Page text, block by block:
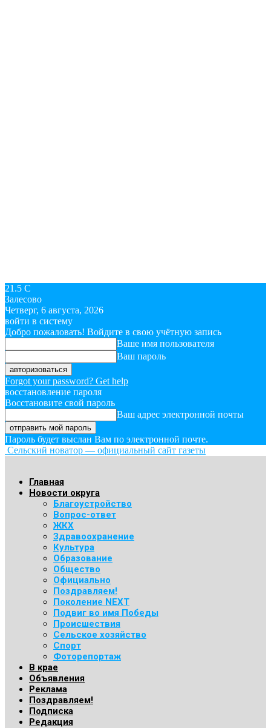
21.5 C
Залесово
Четверг, 6 августа, 2026
войти в систему
Добро пожаловать! Войдите в свою учётную запись
Ваше имя пользователя
Ваш пароль
Forgot your password? Get help
восстановление пароля
Восстановите свой пароль
Ваш адрес электронной почты
Пароль будет выслан Вам по электронной почте.
Сельский новатор — официальный сайт газеты
Главная
Новости округа
Благоустройство
Вопрос-ответ
ЖКХ
Здравоохранение
Культура
Образование
Общество
Официально
Поздравляем!
Поколение NEXT
Подвиг во имя Победы
Происшествия
Сельское хозяйство
Спорт
Фоторепортаж
В крае
Объявления
Реклама
Поздравляем!
Подписка
Редакция